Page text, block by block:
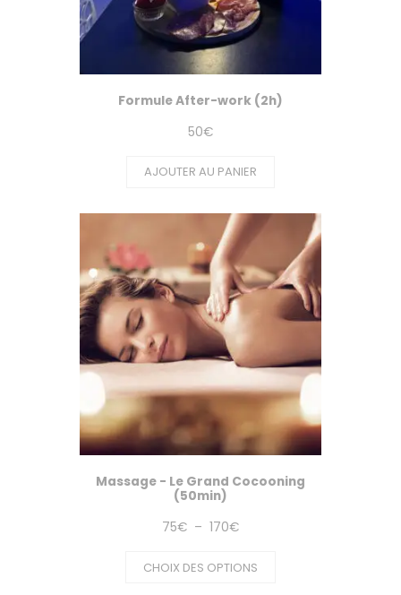
Formule After-work (2h)
50€
AJOUTER AU PANIER
Massage - Le Grand Cocooning
(50min)
75€ – 170€Plage
CHOIX DES OPTIONS